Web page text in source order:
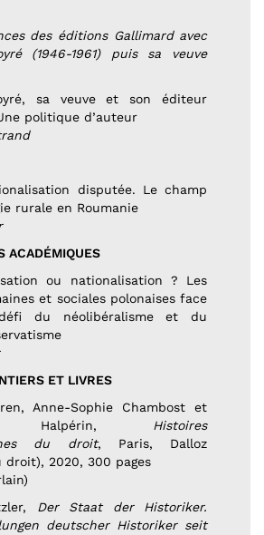
des éditions Gallimard avec
(1946-1961) puis sa veuve
sa veuve et son éditeur
politique d’auteur
disputée. Le champ
rurale en Roumanie
ACADÉMIQUES
ou nationalisation ? Les
et sociales polonaises face
du néolibéralisme et du
ET LIVRES
Anne-Sophie Chambost et
Halpérin, Histoires
du droit, Paris, Dalloz
droit), 2020, 300 pages
Der Staat der Historiker.
deutscher Historiker seit